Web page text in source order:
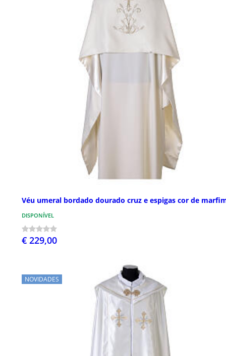
Véu umeral bordado dourado cruz e espigas cor de
DISPONÍVEL
€ 229,00
NOVIDADES